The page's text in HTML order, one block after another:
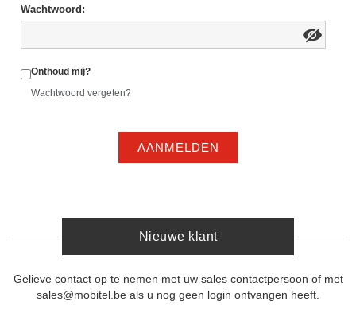
Wachtwoord:
Onthoud mij?
Wachtwoord vergeten?
AANMELDEN
Nieuwe klant
Gelieve contact op te nemen met uw sales contactpersoon of met
sales@mobitel.be als u nog geen login ontvangen heeft.